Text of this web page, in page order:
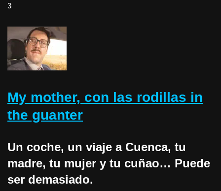
3
My mother, con las rodillas in
the guanter
Un coche, un viaje a Cuenca, tu
madre, tu mujer y tu cuñao… Puede
ser demasiado.